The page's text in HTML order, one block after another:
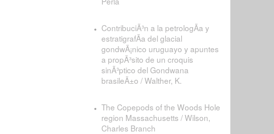
ContribuciÃ³n a la petrologÃ­a y
estratigrafÃ­a del glacial
gondwÃ¡nico uruguayo y apuntes
a propÃ³sito de un croquis
sinÃ³ptico del Gondwana
brasileÃ±o / Walther, K.
The Copepods of the Woods Hole
region Massachusetts / Wilson,
Charles Branch